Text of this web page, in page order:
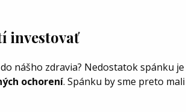
investovať
nášho zdravia? Nedostatok spánku je
ochorení. Spánku by sme preto mali